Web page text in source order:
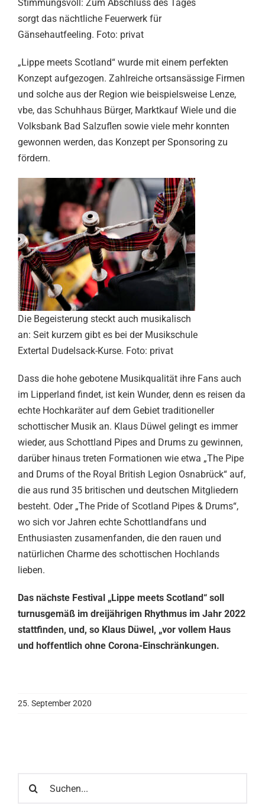
Stimmungsvoll: Zum Abschluss des Tages
sorgt das nächtliche Feuerwerk für
Gänsehautfeeling. Foto: privat
„Lippe meets Scotland“ wurde mit einem perfekten
Konzept aufgezogen. Zahlreiche ortsansässige Firmen
und solche aus der Region wie beispielsweise Lenze,
vbe, das Schuhhaus Bürger, Marktkauf Wiele und die
Volksbank Bad Salzuflen sowie viele mehr konnten
gewonnen werden, das Konzept per Sponsoring zu
fördern.
Die Begeisterung steckt auch musikalisch
an: Seit kurzem gibt es bei der Musikschule
Extertal Dudelsack-Kurse. Foto: privat
Dass die hohe gebotene Musikqualität ihre Fans auch
im Lipperland findet, ist kein Wunder, denn es reisen da
echte Hochkaräter auf dem Gebiet traditioneller
schottischer Musik an. Klaus Düwel gelingt es immer
wieder, aus Schottland Pipes and Drums zu gewinnen,
darüber hinaus treten Formationen wie etwa „The Pipe
and Drums of the Royal British Legion Osnabrück“ auf,
die aus rund 35 britischen und deutschen Mitgliedern
besteht. Oder „The Pride of Scotland Pipes & Drums“,
wo sich vor Jahren echte Schottlandfans und
Enthusiasten zusamenfanden, die den rauen und
natürlichen Charme des schottischen Hochlands
lieben.
Das nächste Festival „Lippe meets Scotland“ soll
turnusgemäß im dreijährigen Rhythmus im Jahr 2022
stattfinden, und, so Klaus Düwel, „vor vollem Haus
und hoffentlich ohne Corona-Einschränkungen.
25. September 2020
nach: